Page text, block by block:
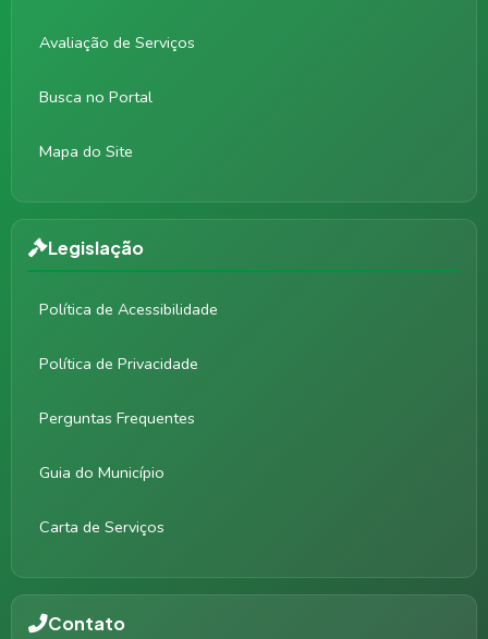
Avaliação de Serviços
Busca no Portal
Mapa do Site
Legislação
Política de Acessibilidade
Política de Privacidade
Perguntas Frequentes
Guia do Município
Carta de Serviços
Contato